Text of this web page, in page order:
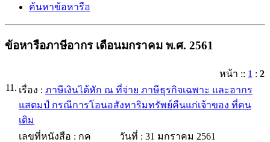
ค้นหาข้อหารือ
ข้อหารือภาษีอากร เดือนมกราคม พ.ศ. 2561
หน้า :: 1 : 2
11. เรื่อง : ภาษีเงินได้หัก ณ ที่จ่าย ภาษีธุรกิจเฉพาะ และอากร
แสตมป์ กรณีการโอนอสังหาริมทรัพย์คืนแก่เจ้าของ ที่คน
เดิม
เลขที่หนังสือ : กค
วันที่ : 31 มกราคม 2561